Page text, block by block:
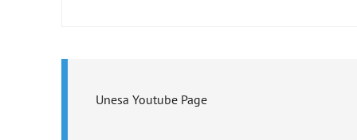
Unesa Youtube Page